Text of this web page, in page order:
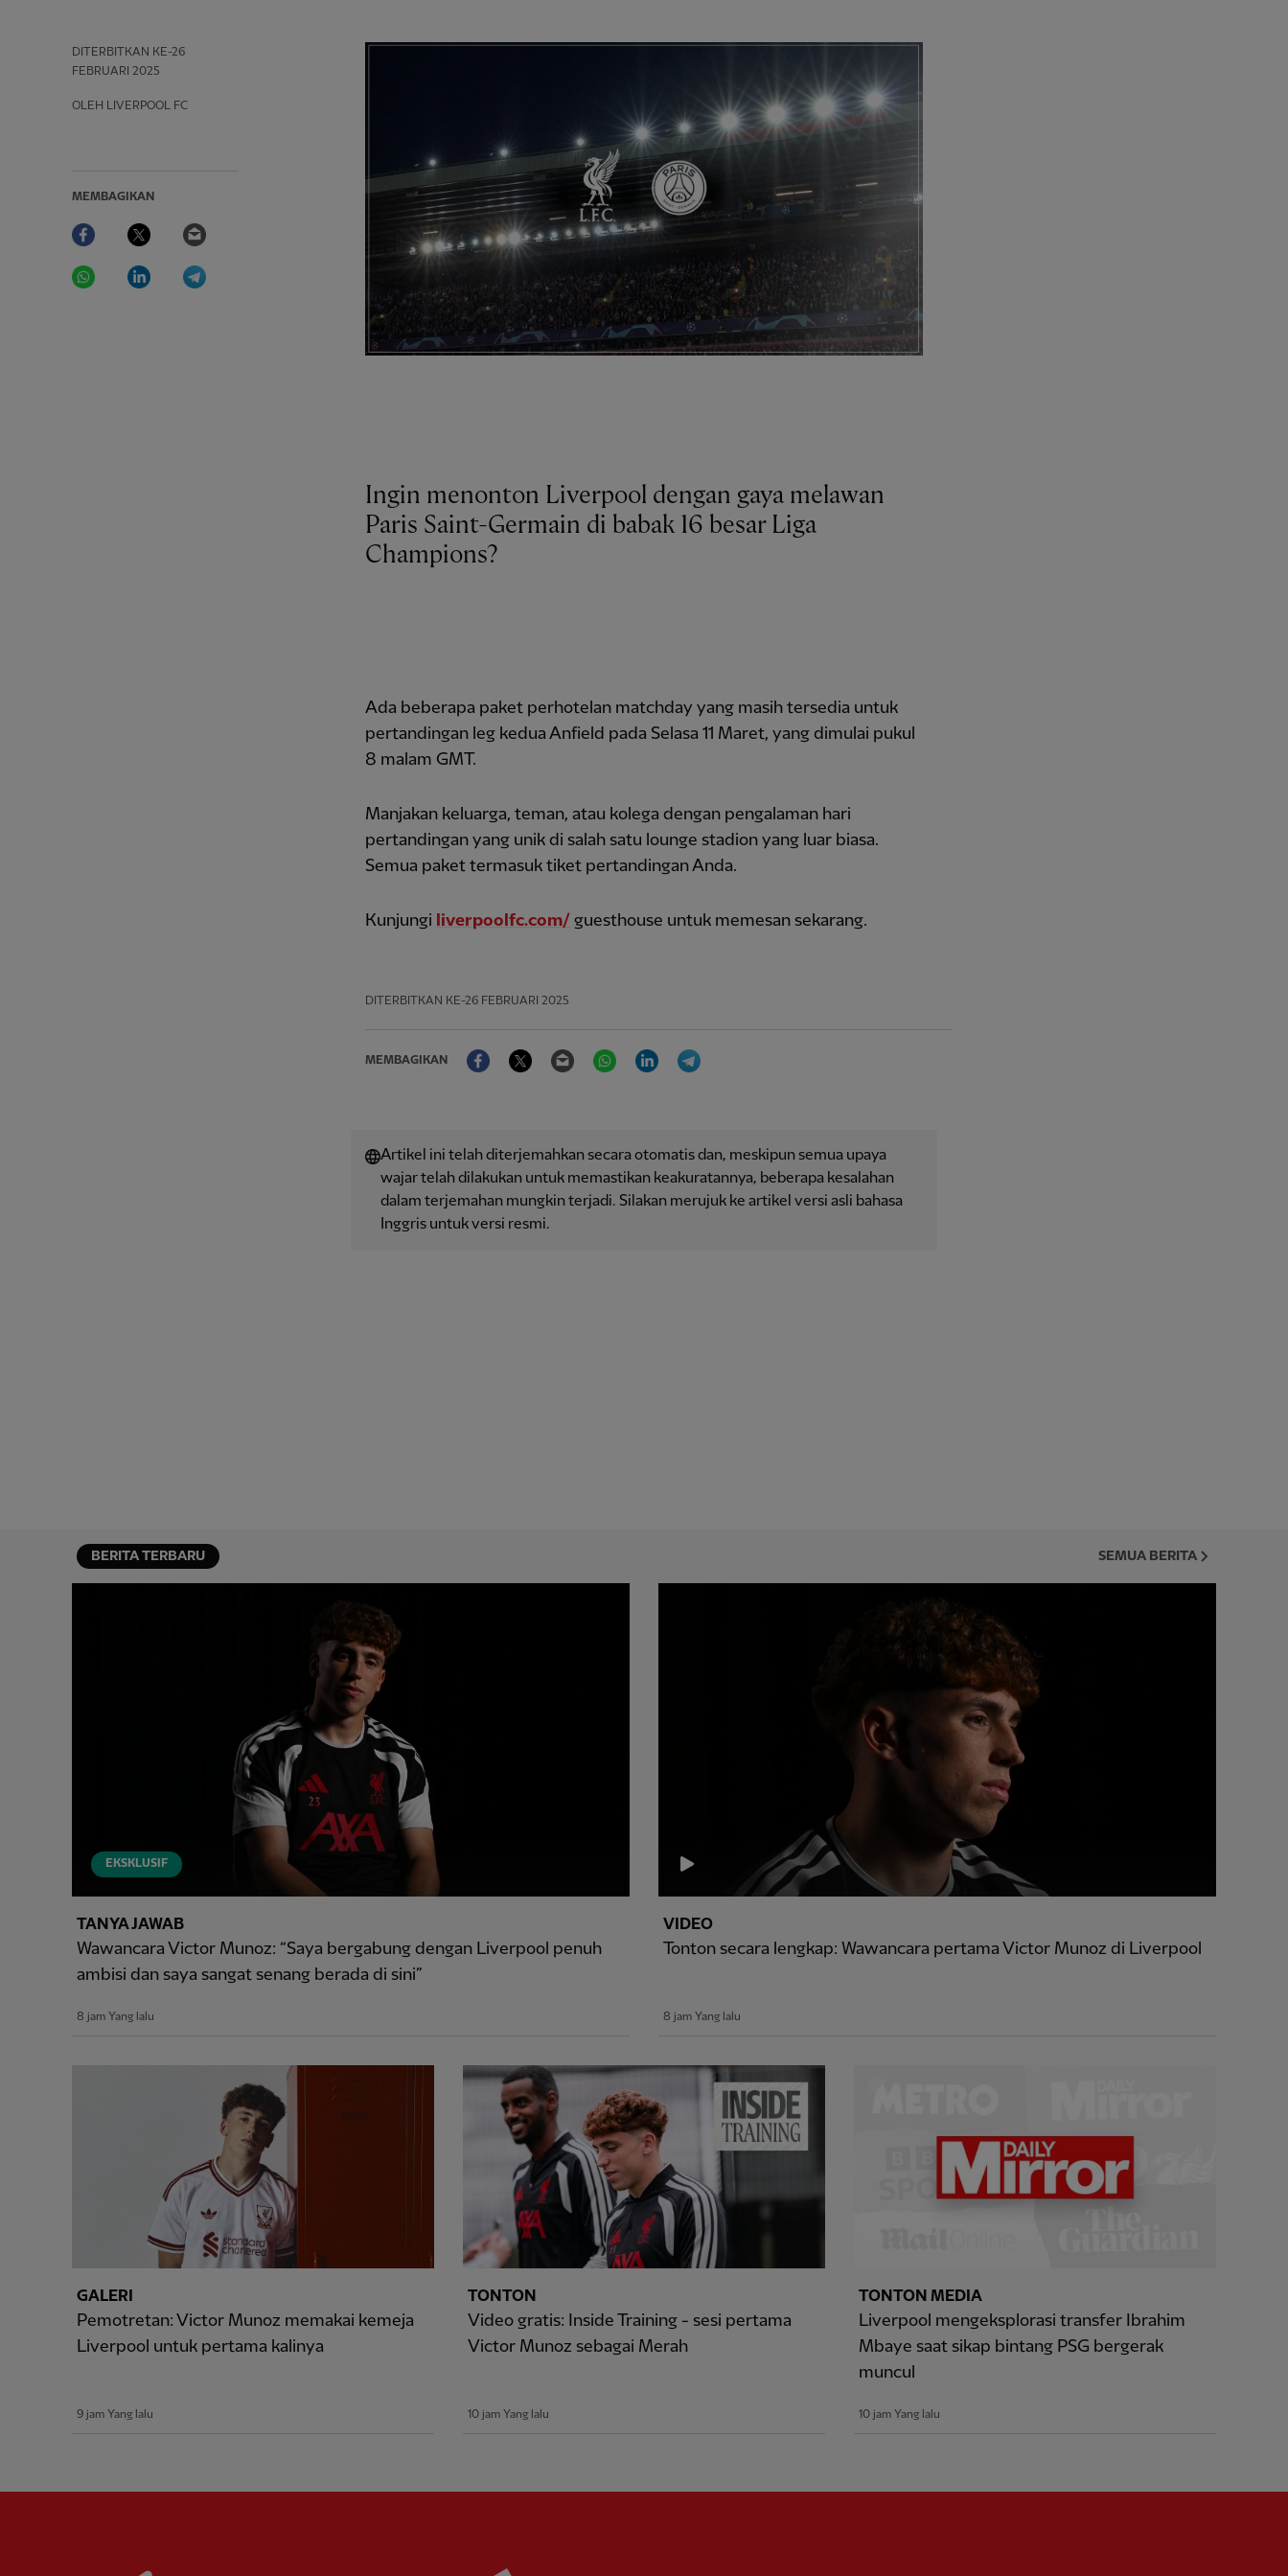
DITERBITKAN KE-26
FEBRUARI 2025
OLEH LIVERPOOL FC
MEMBAGIKAN
Facebook Twitter
WhatsAppLinkedIn
Ingin menonton Liverpool dengan gaya melawan
Paris Saint-Germain di babak 16 besar Liga
Champions?
Ada beberapa paket perhotelan matchday yang masih tersedia untuk
pertandingan leg kedua Anfield pada Selasa 11 Maret, yang dimulai pukul
8 malam GMT.
Manjakan keluarga, teman, atau kolega dengan pengalaman hari
pertandingan yang unik di salah satu lounge stadion yang luar biasa.
Semua paket termasuk tiket pertandingan Anda.
Kunjungi liverpoolfc.com/ guesthouse untuk memesan sekarang.
DITERBITKAN KE-26 FEBRUARI 2025
MEMBAGIKAN
FacebookTwitter Email WhatsAppLinkedIn
Artikel ini telah diterjemahkan secara otomatis dan, meskipun semua upaya
wajar telah dilakukan untuk memastikan keakuratannya, beberapa kesalahan
dalam terjemahan mungkin terjadi. Silakan merujuk ke artikel versi asli bahasa
Inggris untuk versi resmi.
BERITA TERBARU SEMUA BERITA
EKSKLUSIF
TANYA JAWAB
Wawancara Victor Munoz: “Saya bergabung dengan Liverpool penuh
ambisi dan saya sangat senang berada di sini”
8 jam Yang lalu
VIDEO
Tonton secara lengkap: Wawancara pertama Victor Munoz di Liverpool
8 jam Yang lalu
GALERI
Pemotretan: Victor Munoz memakai kemeja
Liverpool untuk pertama kalinya
9 jam Yang lalu
TONTON
Video gratis: Inside Training - sesi pertama
Victor Munoz sebagai Merah
10 jam Yang lalu
TONTON MEDIA
Liverpool mengeksplorasi transfer Ibrahim
Mbaye saat sikap bintang PSG bergerak
muncul
10 jam Yang lalu